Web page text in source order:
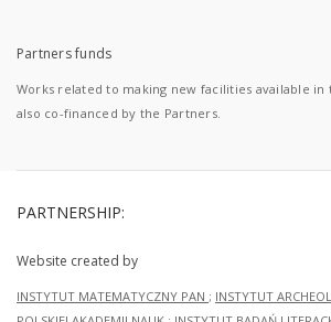
Partners funds
Works related to making new facilities available in
also co-financed by the Partners.
PARTNERSHIP:
Website created by
INSTYTUT MATEMATYCZNY PAN ; INSTYTUT